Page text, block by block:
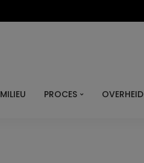
MILIEU PROCES OVERHEID